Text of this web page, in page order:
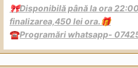
🎀Disponibilă până la ora
finalizarea,450 lei ora.🎁
☎️Programări whatsapp-